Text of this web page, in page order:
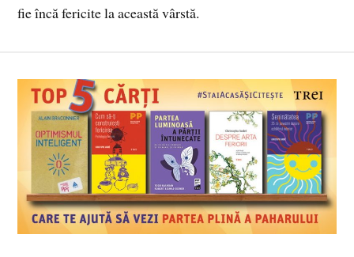
fie încă fericite la această vârstă.